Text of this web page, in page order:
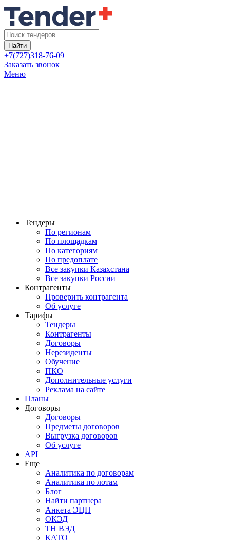
Найти
+7(727)318-76-09
Заказать звонок
Меню
Тендеры
По регионам
По площадкам
По категориям
По предоплате
Все закупки Казахстана
Все закупки России
Контрагенты
Проверить контрагента
Об услуге
Тарифы
Тендеры
Контрагенты
Договоры
Нерезиденты
Обучение
ПКО
Дополнительные услуги
Реклама на сайте
Планы
Договоры
Договоры
Предметы договоров
Выгрузка договоров
Об услуге
API
Еще
Аналитика по договорам
Аналитика по лотам
Блог
Найти партнера
Анкета ЭЦП
ОКЭД
ТН ВЭД
КАТО